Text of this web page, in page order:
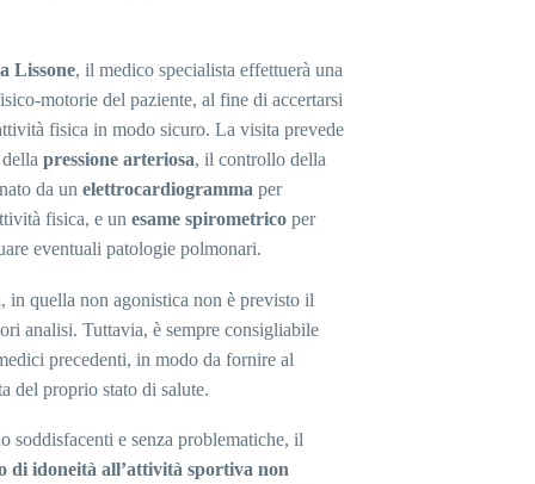
Lissone, il medico specialista effettuerà una
motorie del paziente, al fine di accertarsi
fisica in modo sicuro. La visita prevede
pressione arteriosa, il controllo della
da un elettrocardiogramma per
fisica, e un esame spirometrico per
eventuali patologie polmonari.
in quella non agonistica non è previsto il
analisi. Tuttavia, è sempre consigliabile
precedenti, in modo da fornire al
del proprio stato di salute.
soddisfacenti e senza problematiche, il
di idoneità all’attività sportiva non